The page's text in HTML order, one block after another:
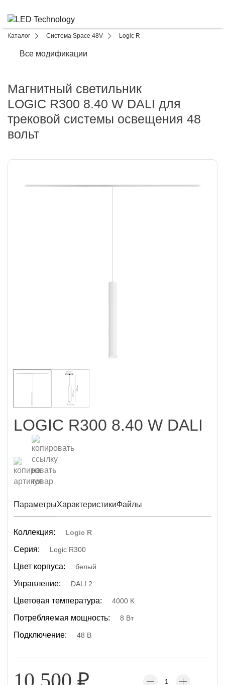
Каталог Система Space 48V Logic R
Все модификации
Магнитный светильник
LOGIC R300 8.40 W DALI для
трековой системы освещения 48
вольт
LOGIC R300 8.40 W DALI
ПараметрыХарактеристикиФайлы
Коллекция: Logic R
Серия: Logic R300
Цвет корпуса: белый
Управление: DALI 2
Цветовая температура: 4000 K
Потребляемая мощность: 8 Вт
Подключение: 48 В